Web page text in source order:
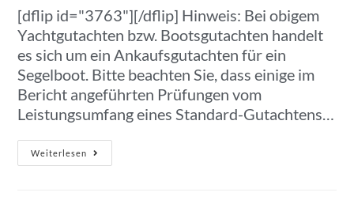
[dflip id="3763"][/dflip] Hinweis: Bei obigem
Yachtgutachten bzw. Bootsgutachten handelt
es sich um ein Ankaufsgutachten für ein
Segelboot. Bitte beachten Sie, dass einige im
Bericht angeführten Prüfungen vom
Leistungsumfang eines Standard-Gutachtens…
Weiterlesen